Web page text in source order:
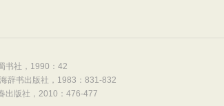
书社，1990：42
辞书出版社，1983：831-832
出版社，2010：476-477